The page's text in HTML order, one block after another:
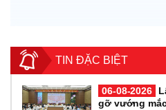
TIN ĐẶC BIỆT
06-08-2026
gỡ vướng